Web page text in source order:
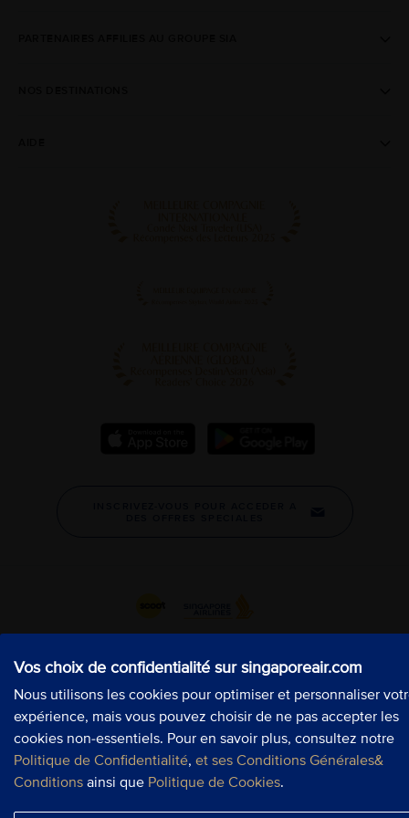
Vos choix de confidentialité sur singaporeair.com
Nous utilisons les cookies pour optimiser et personnaliser
expérience, mais vous pouvez choisir de ne pas accepter les
cookies non-essentiels. Pour en savoir plus, consultez notre
Politique de Confidentialité, et ses Conditions Générales&
Conditions ainsi que Politique de Cookies.
Vos choix de confidentialité sur singaporeair.com
Nous utilisons les cookies pour optimiser et personnaliser
expérience, mais vous pouvez choisir de ne pas accepter les
cookies non-essentiels. Pour en savoir plus, consultez notre
Politique de Confidentialité, et ses Conditions Générales&
Conditions ainsi que Politique de Cookies.
Vos choix de confidentialité sur singaporeair.com
Nous utilisons les cookies pour optimiser et personnaliser
expérience, mais vous pouvez choisir de ne pas accepter les
cookies non-essentiels. Pour en savoir plus, consultez notre
Politique de Confidentialité, et ses Conditions Générales&
Conditions ainsi que Politique de Cookies.